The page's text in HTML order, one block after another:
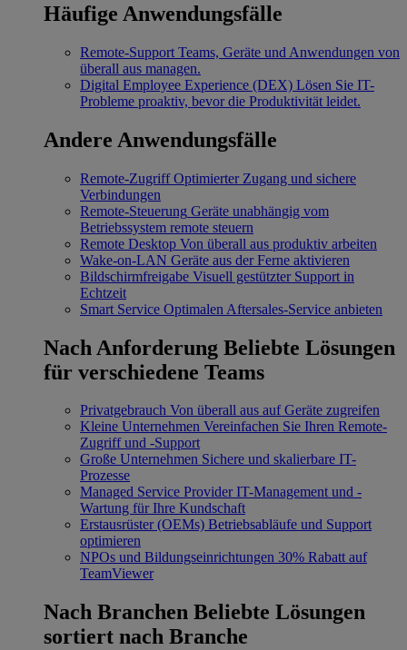
Häufige Anwendungsfälle
Remote-Support Teams, Geräte und Anwendungen von
überall aus managen.
Digital Employee Experience (DEX) Lösen Sie IT-
Probleme proaktiv, bevor die Produktivität leidet.
Andere Anwendungsfälle
Remote-Zugriff Optimierter Zugang und sichere
Verbindungen
Remote-Steuerung Geräte unabhängig vom
Betriebssystem remote steuern
Remote Desktop Von überall aus produktiv arbeiten
Wake-on-LAN Geräte aus der Ferne aktivieren
Bildschirmfreigabe Visuell gestützter Support in
Echtzeit
Smart Service Optimalen Aftersales-Service anbieten
Nach Anforderung Beliebte Lösungen
für verschiedene Teams
Privatgebrauch Von überall aus auf Geräte zugreifen
Kleine Unternehmen Vereinfachen Sie Ihren Remote-
Zugriff und -Support
Große Unternehmen Sichere und skalierbare IT-
Prozesse
Managed Service Provider IT-Management und -
Wartung für Ihre Kundschaft
Erstausrüster (OEMs) Betriebsabläufe und Support
optimieren
NPOs und Bildungseinrichtungen 30% Rabatt auf
TeamViewer
Nach Branchen Beliebte Lösungen
sortiert nach Branche